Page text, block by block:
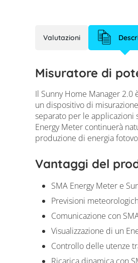
Valutazioni
Misuratore di
Il Sunny Home Manager
un dispositivo di
separato per le applicazioni
Energy Meter continuerà
produzione di energia
Vantaggi del
SMA Energy Meter e
Previsioni
Comunicazione con
Visualizzazione di un
Controllo delle utenze